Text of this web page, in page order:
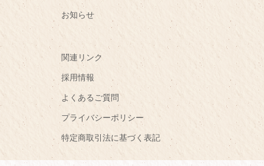
お知らせ
関連リンク
採用情報
よくあるご質問
プライバシーポリシー
特定商取引法に基づく表記